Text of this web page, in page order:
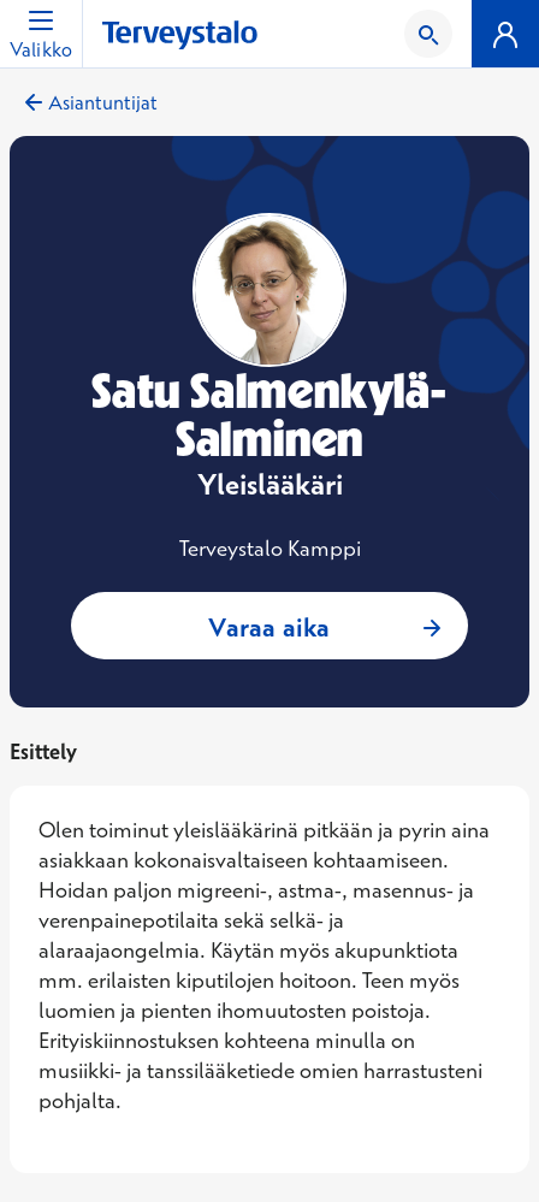
Valikko
Asiantuntijat
Satu Salmenkylä-
Salminen
Yleislääkäri
Terveystalo Kamppi
Varaa aika : Satu
Esittely
Olen toiminut yleislääkärinä pitkään ja pyrin aina
asiakkaan kokonaisvaltaiseen kohtaamiseen.
Hoidan paljon migreeni-, astma-, masennus- ja
verenpainepotilaita sekä selkä- ja
alaraajaongelmia. Käytän myös akupunktiota
mm. erilaisten kiputilojen hoitoon. Teen myös
luomien ja pienten ihomuutosten poistoja.
Erityiskiinnostuksen kohteena minulla on
musiikki- ja tanssilääketiede omien harrastusteni
pohjalta.